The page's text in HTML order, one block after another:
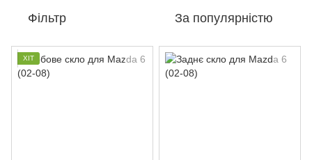
Фільтр За популярністю
ХІТ